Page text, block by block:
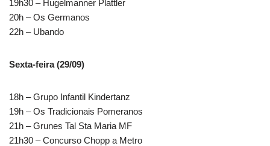
19h30 – Hugelmanner Plattler
20h – Os Germanos
22h – Ubando
Sexta-feira (29/09)
18h – Grupo Infantil Kindertanz
19h – Os Tradicionais Pomeranos
21h – Grunes Tal Sta Maria MF
21h30 – Concurso Chopp a Metro